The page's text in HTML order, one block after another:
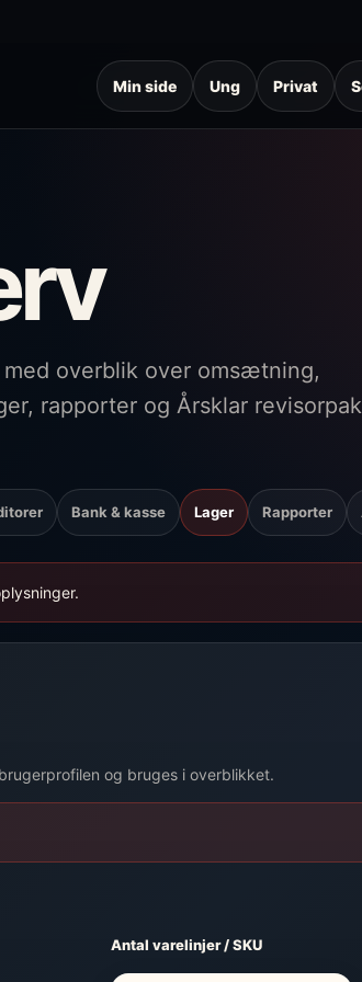
Min side Ung Privat
overblik over omsætning,
rapporter og Årsklar
Bank & kasse Lager Rapporter
og bruges i overblikket.
Antal varelinjer / SKU